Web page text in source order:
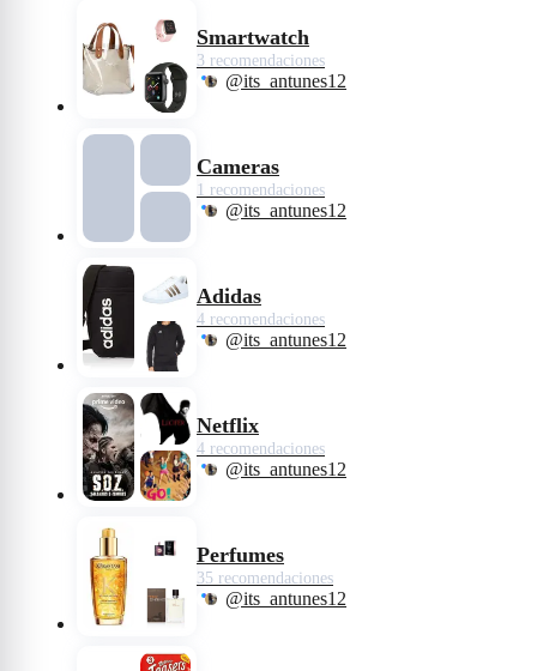
Smartwatch
3 recomendaciones
@its_antunes12
Cameras
1 recomendaciones
@its_antunes12
Adidas
4 recomendaciones
@its_antunes12
Netflix
4 recomendaciones
@its_antunes12
Perfumes
35 recomendaciones
@its_antunes12